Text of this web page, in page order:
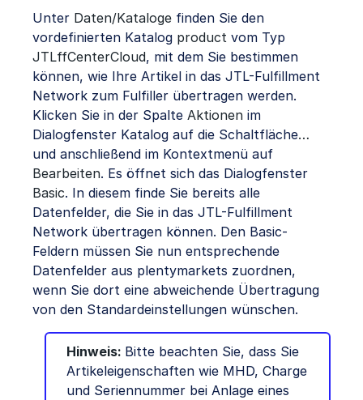
Unter Daten/Kataloge finden Sie den
vordefinierten Katalog product vom Typ
JTLffCenterCloud, mit dem Sie bestimmen
können, wie Ihre Artikel in das JTL-Fulfillment
Network zum Fulfiller übertragen werden.
Klicken Sie in der Spalte Aktionen im
Dialogfenster Katalog auf die Schaltfläche…
und anschließend im Kontextmenü auf
Bearbeiten. Es öffnet sich das Dialogfenster
Basic. In diesem finde Sie bereits alle
Datenfelder, die Sie in das JTL-Fulfillment
Network übertragen können. Den Basic-
Feldern müssen Sie nun entsprechende
Datenfelder aus plentymarkets zuordnen,
wenn Sie dort eine abweichende Übertragung
von den Standardeinstellungen wünschen.
Hinweis: Bitte beachten Sie, dass Sie
Artikeleigenschaften wie MHD, Charge
und Seriennummer bei Anlage eines